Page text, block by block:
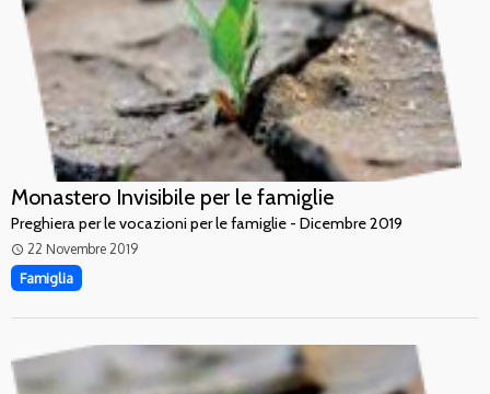
Monastero Invisibile per le famiglie
Preghiera per le vocazioni per le famiglie - Dicembre 2019
access_time 22 Novembre 2019
Famiglia